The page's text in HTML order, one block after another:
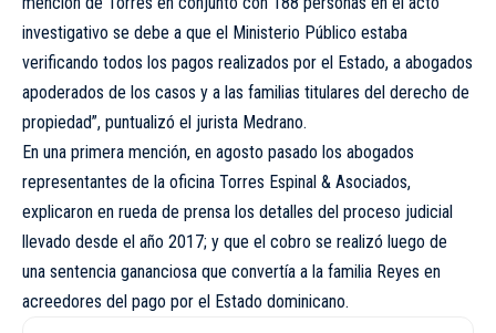
investigativo se debe a que el Ministerio Público estaba
verificando todos los pagos realizados por el Estado, a abogados
apoderados de los casos y a las familias titulares del derecho de
propiedad”, puntualizó el jurista Medrano.
En una primera mención, en agosto pasado los abogados
representantes de la oficina Torres Espinal & Asociados,
explicaron en rueda de prensa los detalles del proceso judicial
llevado desde el año 2017; y que el cobro se realizó luego de
una sentencia gananciosa que convertía a la familia Reyes en
acreedores del pago por el Estado dominicano.